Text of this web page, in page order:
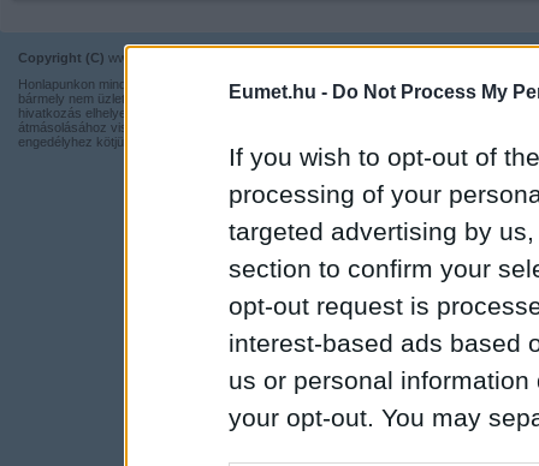
Eumet.hu - Do Not Process My
If you wish to opt-out of
processing of your
targeted advertising by
section to confirm your
opt-out request is
interest-based ads based
us or personal
your opt-out. You may
Copyright (C) www.eumet.hu Minden jog fenntartva.
Honlapunkon minden információ szabadon és ingyen használható,
bármely nem üzleti tevékenységhez a forrás pontos megjelölésével,
hivatkozás elhelyezésével. Részeinek más honlapra történő
átmásolásához viszont nem járulunk hozzá, illetve írásos
engedélyhez kötjük.
Kapcsolat